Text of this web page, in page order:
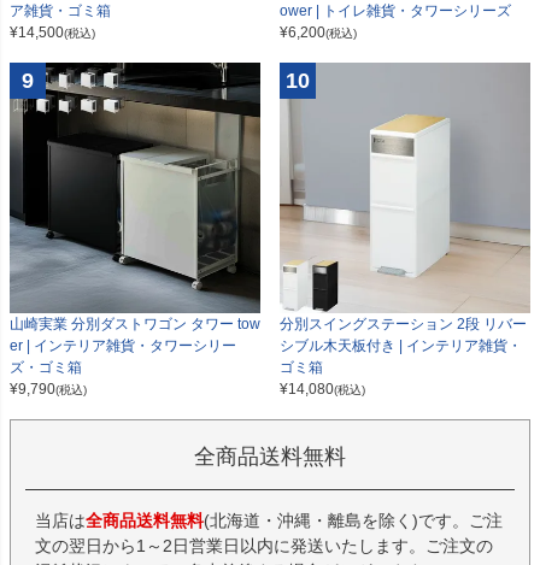
ア雑貨・ゴミ箱
¥14,500(税込)
ower | トイレ雑貨・タワーシリーズ
¥6,200(税込)
9
山崎実業 分別ダストワゴン タワー tow
er | インテリア雑貨・タワーシリー
ズ・ゴミ箱
¥9,790(税込)
10
分別スイングステーション 2段 リバー
シブル木天板付き | インテリア雑貨・
ゴミ箱
¥14,080(税込)
全商品送料無料
当店は全商品送料無料(北海道・沖縄・離島を除く)です。ご注
文の翌日から1～2日営業日以内に発送いたします。ご注文の